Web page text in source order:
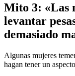
Mito 3: «Las
levantar
demasiado
Algunas mujeres
hagan tener un